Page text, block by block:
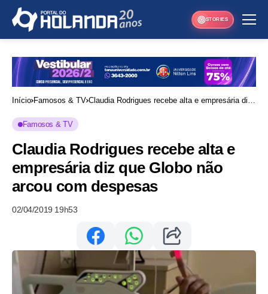
STORIES
Início Famosos & TV Claudia Rodrigues recebe alta e empresária diz
Famosos & TV
Claudia Rodrigues recebe alta e
empresária diz que Globo não
arcou com despesas
02/04/2019 19h53